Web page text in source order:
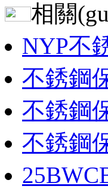
相關
NYP不
不銹鋼
不銹鋼
不銹鋼